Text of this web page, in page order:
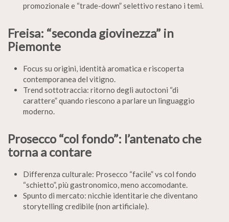
promozionale e “trade-down” selettivo restano i temi.
Freisa: “seconda giovinezza” in
Piemonte
Focus su origini, identità aromatica e riscoperta
contemporanea del vitigno.
Trend sottotraccia: ritorno degli autoctoni “di
carattere” quando riescono a parlare un linguaggio
moderno.
Prosecco “col fondo”: l’antenato che
torna a contare
Differenza culturale: Prosecco “facile” vs col fondo
“schietto”, più gastronomico, meno accomodante.
Spunto di mercato: nicchie identitarie che diventano
storytelling credibile (non artificiale).